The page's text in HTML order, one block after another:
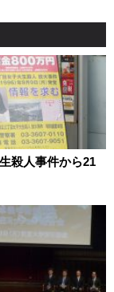
殺人事件から21